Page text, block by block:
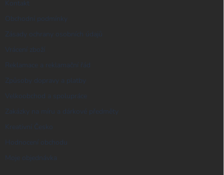
Kontakt
Obchodní podmínky
Zásady ochrany osobních údajů
Vrácení zboží
Reklamace a reklamační řád
Způsoby dopravy a platby
Velkoobchod a spolupráce
Zakázky na míru a dárkové předměty
Kreativní Česko
Hodnocení obchodu
Moje objednávka